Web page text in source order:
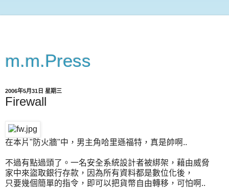
m.m.Press
2006年5月31日 星期三
Firewall
在本片"防火牆"中，男主角哈里遜福特，真是帥啊..
不過有點過頭了。一名安全系統設計者被綁架，藉由威脅
家中來盜取銀行存款，因為所有資料都是數位化後，
只要幾個簡單的指令，即可以把貨幣自由轉移，可怕啊..